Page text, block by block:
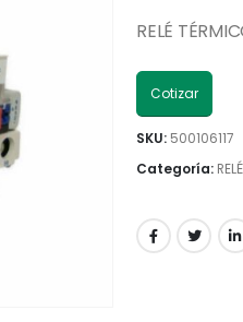
RELÉ
Cotizar
SKU: 500106117
Categoría: